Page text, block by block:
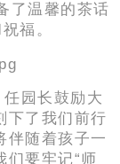
了温馨的茶话
福。
园长鼓励大
下了我们前行
伴随着孩子一
们要牢记“师